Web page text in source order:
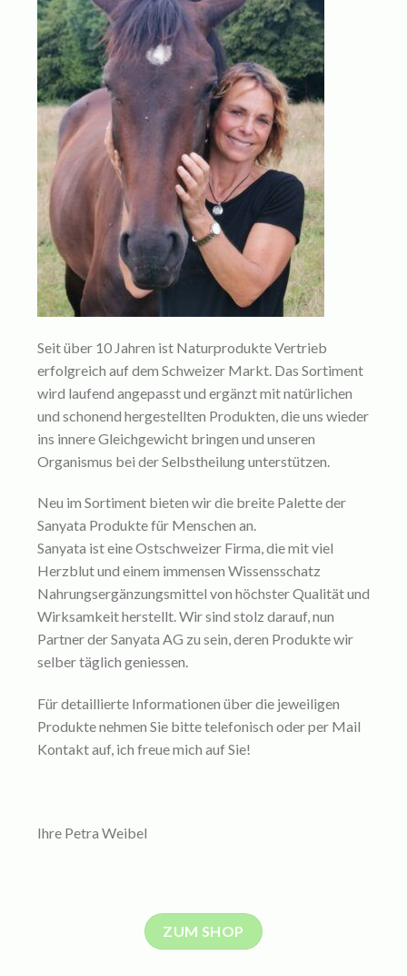
Seit über 10 Jahren ist Naturprodukte Vertrieb
erfolgreich auf dem Schweizer Markt. Das Sortiment
wird laufend angepasst und ergänzt mit natürlichen
und schonend hergestellten Produkten, die uns wieder
ins innere Gleichgewicht bringen und unseren
Organismus bei der Selbstheilung unterstützen.
Neu im Sortiment bieten wir die breite Palette der
Sanyata Produkte für Menschen an.
Sanyata ist eine Ostschweizer Firma, die mit viel
Herzblut und einem immensen Wissensschatz
Nahrungsergänzungsmittel von höchster Qualität und
Wirksamkeit herstellt. Wir sind stolz darauf, nun
Partner der Sanyata AG zu sein, deren Produkte wir
selber täglich geniessen.
Für detaillierte Informationen über die jeweiligen
Produkte nehmen Sie bitte telefonisch oder per Mail
Kontakt auf, ich freue mich auf Sie!
Ihre Petra Weibel
ZUM SHOP